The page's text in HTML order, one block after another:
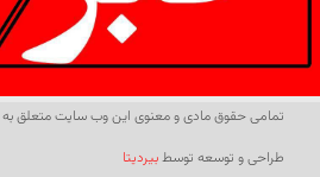
تمامی حقوق مادی و معنوی این وب سایت متعلق به
طراحی و توسعه توسطبیردیتا